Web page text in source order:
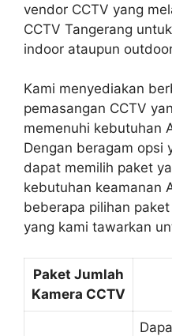
vendor CCTV yang
CCTV Tangerang
indoor ataupun
Kami menyediakan
pemasangan CCTV
memenuhi kebutuhan
Dengan beragam opsi
dapat memilih paket
kebutuhan keamanan
beberapa pilihan
yang kami tawarkan
Paket Jumlah
Kamera CCTV